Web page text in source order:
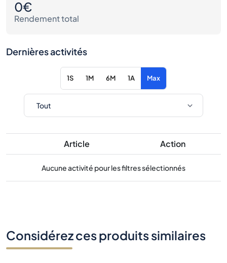
0€
Rendement total
Dernières activités
1S 1M 6M 1A Max
Article Action
Aucune activité pour les filtres sélectionnés
Considérez ces produits similaires